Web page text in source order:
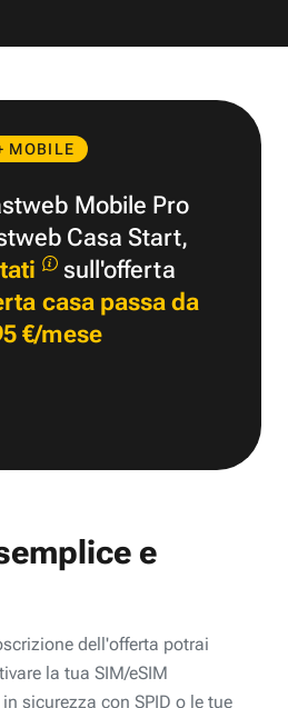
MOBILE
Mobile Pro
Casa Start,
sull'offerta
casa passa da
€/mese
e
dell'offerta potrai
la tua SIM/eSIM
sicurezza con SPID o le tue